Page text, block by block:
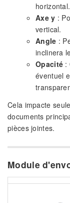
horizontal.
Axe y :
vertical.
Angle :
inclinera
Opacité :
éventuel
Cela impacte
documents
pièces jointes.
Module